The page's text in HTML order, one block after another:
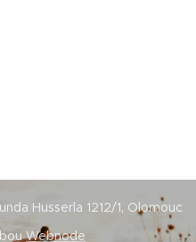
Husserla 1212/1, Olomouc
Webnode